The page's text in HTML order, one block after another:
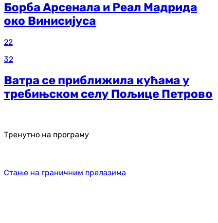
Борба Арсенала и Реал Мадрида
око Винисијуса
22
32
Ватра се приближила кућама у
требињском селу Пољице Петрово
Тренутно на програму
Стање на граничним прелазима